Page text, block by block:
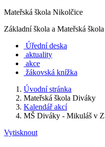
Mateřská škola Nikolčice
Základní škola a Mateřská
Úřední deska
aktuality
akce
žákovská knížka
Úvodní stránka
Mateřská škola Diváky
Kalendář akcí
MŠ Diváky - Mikuláš v
Vytisknout